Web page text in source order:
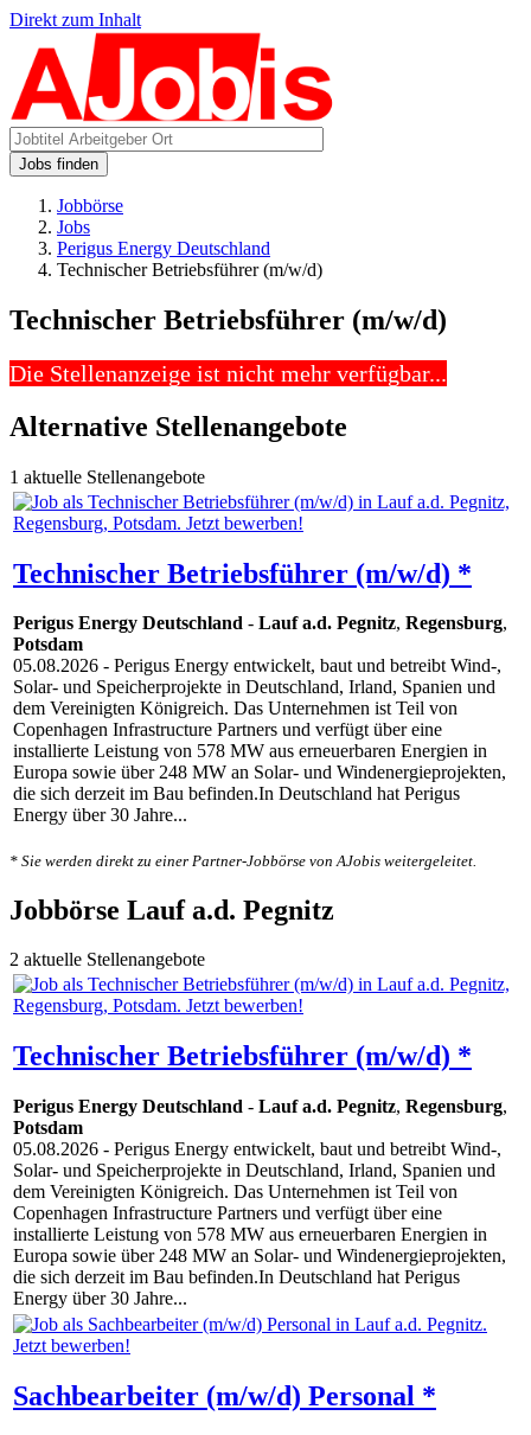
Direkt zum Inhalt
Jobs finden
Jobbörse
Jobs
Perigus Energy Deutschland
Technischer Betriebsführer (m/w/d)
Technischer Betriebsführer (m/w/d)
Die Stellenanzeige ist nicht mehr verfügbar...
Alternative Stellenangebote
1 aktuelle Stellenangebote
Technischer Betriebsführer (m/w/d) *
Perigus Energy Deutschland - Lauf a.d. Pegnitz, Regensburg,
Potsdam
05.08.2026 - Perigus Energy entwickelt, baut und betreibt Wind-,
Solar- und Speicherprojekte in Deutschland, Irland, Spanien und
dem Vereinigten Königreich. Das Unternehmen ist Teil von
Copenhagen Infrastructure Partners und verfügt über eine
installierte Leistung von 578 MW aus erneuerbaren Energien in
Europa sowie über 248 MW an Solar- und Windenergieprojekten,
die sich derzeit im Bau befinden.In Deutschland hat Perigus
Energy über 30 Jahre...
* Sie werden direkt zu einer Partner-Jobbörse von AJobis weitergeleitet.
Jobbörse Lauf a.d. Pegnitz
2 aktuelle Stellenangebote
Technischer Betriebsführer (m/w/d) *
Perigus Energy Deutschland - Lauf a.d. Pegnitz, Regensburg,
Potsdam
05.08.2026 - Perigus Energy entwickelt, baut und betreibt Wind-,
Solar- und Speicherprojekte in Deutschland, Irland, Spanien und
dem Vereinigten Königreich. Das Unternehmen ist Teil von
Copenhagen Infrastructure Partners und verfügt über eine
installierte Leistung von 578 MW aus erneuerbaren Energien in
Europa sowie über 248 MW an Solar- und Windenergieprojekten,
die sich derzeit im Bau befinden.In Deutschland hat Perigus
Energy über 30 Jahre...
Sachbearbeiter (m/w/d) Personal *